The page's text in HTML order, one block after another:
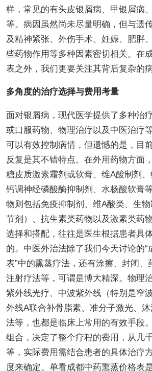
样，常见的有头皮银屑病、甲银屑病
等。病因虽然尚未尽量明确，但与遗
及精神紧张、外伤手术、妊娠、肥胖
些药物作用等多种因素密切相关。在
表之外，我们更要关注其背后复杂的病
多角度的治疗选择与费用考量
面对银屑病，现代医学提供了多种治
或口服药物、物理治疗以及中医治疗
可以有效控制病情，但遗憾的是，目
反复是其不错特点。在外用药物方面
糖皮质激素霜剂或软膏、维A酸制剂、
钙调神经磷酸酶抑制剂、水杨酸软膏
物则包括免疫抑制剂、维A酸类、生
节剂）、抗生素类药物以及激素类药
选择和搭配，往往是医生根据患者具
的。中医外治法除了我们今天讨论的“
表”中的熏蒸疗法，还有涂擦、封闭、
注射疗法等，可谓是博大精深。物理
紫外线光疗、中波紫外线（特别是窄
外线A联合补骨脂素、准分子激光、
法等，也都是临床上常用的有效手段
组合，决定了整个疗程的费用，从几
等，实际费用需结合患者的具体治疗
度来确定。单看成都中药熏蒸价格表